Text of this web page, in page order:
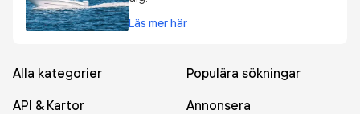
Läs mer här
Alla kategorier
Populära sökningar
API & Kartor
Annonsera